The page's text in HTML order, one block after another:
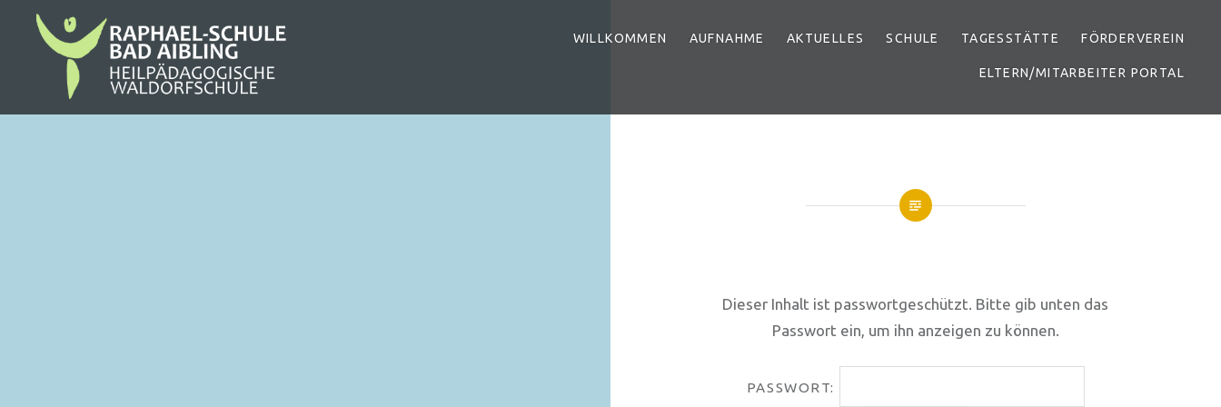
Direkt
Raphael Schule Bad Aibling
WILLKOMMEN AUFNAHME AKTUELLES SCHULE TAGESSTÄTTE FÖRDERVEREIN
ELTERN/MITARBEITER PORTAL
Dieser Inhalt ist passwortgeschützt. Bitte gib unten das
Passwort ein, um ihn anzeigen zu können.
PASSWORT: